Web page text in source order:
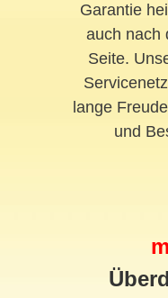
Garantie
auch nach
Seite.
lange
und